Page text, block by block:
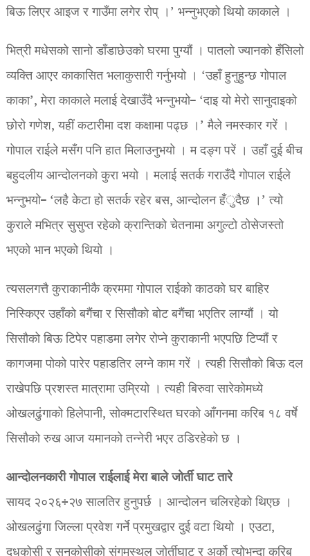
बिऊ लिएर आइज र गाउँमा लगेर रोप् ।’ भन्नुभएको थियो काकाले ।
भित्री मधेसको सानो डाँडाछेउको घरमा पुग्यौं । पातलो ज्यानको हँसिलो
व्यक्ति आएर काकासित भलाकुसारी गर्नुभयो । ‘उहाँ हुनुहुन्छ गोपाल
काका’, मेरा काकाले मलाई देखाउँदै भन्नुभयो– ‘दाइ यो मेरो सानुदाइको
छोरो गणेश, यहीं कटारीमा दश कक्षामा पढ्छ ।’ मैले नमस्कार गरें ।
गोपाल राईले मसँग पनि हात मिलाउनुभयो । म दङ्ग परें । उहाँ दुई बीच
बहुदलीय आन्दोलनको कुरा भयो । मलाई सतर्क गराउँदै गोपाल राईले
भन्नुभयो– ‘लहै केटा हो सतर्क रहेर बस, आन्दोलन हँुदैछ ।’ त्यो
कुराले मभित्र सुसुप्त रहेको क्रान्तिको चेतनामा अगुल्टो ठोसेजस्तो
भएको भान भएको थियो ।
त्यसलगत्तै कुराकानीकै क्रममा गोपाल राईको काठको घर बाहिर
निस्किएर उहाँको बगैंचा र सिसौको बोट बगैंचा भएतिर लाग्यौं । यो
सिसौको बिऊ टिपेर पहाडमा लगेर रोप्ने कुराकानी भएपछि टिप्यौं र
कागजमा पोको पारेर पहाडतिर लग्ने काम गरें । त्यही सिसौको बिऊ दल
राखेपछि प्रशस्त मात्रामा उम्रियो । त्यही बिरुवा सारेकोमध्ये
ओखलढुंगाको हिलेपानी, सोक्मटारस्थित घरको आँगनमा करिब १८ वर्षे
सिसौको रुख आज यमानको तन्नेरी भएर ठडिरहेको छ ।
आन्दोलनकारी गोपाल राईलाई मेरा बाले जोर्ती घाट तारे
सायद २०२६÷२७ सालतिर हुनुपर्छ । आन्दोलन चलिरहेको थिएछ ।
ओखलढुंगा जिल्ला प्रवेश गर्ने प्रमुखद्वार दुई वटा थियो । एउटा,